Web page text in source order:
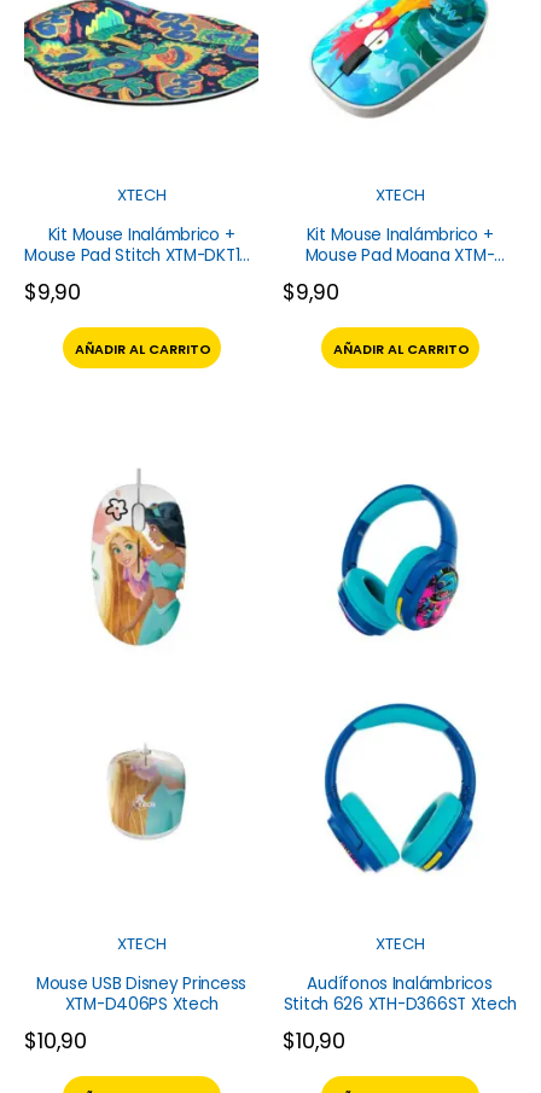
XTECH
Kit Mouse Inalámbrico +
Mouse Pad Stitch XTM-DKT1ST
$9,90
AÑADIR AL CARRITO
XTECH
Kit Mouse Inalámbrico +
Mouse Pad Moana XTM-
$9,90
AÑADIR AL CARRITO
XTECH
Mouse USB Disney Princess
XTM-D406PS Xtech
$10,90
XTECH
Audífonos Inalámbricos
Stitch 626 XTH-D366ST Xtech
$10,90